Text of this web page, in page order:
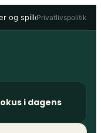
og spillere• 1. Division
Privatlivspolitik
i dagens